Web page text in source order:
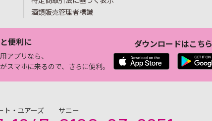
酒類販売管理者標識
便利に
アプリなら、
スマホに来るので、さらに便利。
ダウンロードはこちら
ト・ユアーズ
サニー